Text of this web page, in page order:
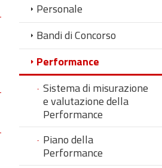
Personale
Bandi di Concorso
Performance
Sistema di misurazione
e valutazione della
Performance
Piano della
Performance